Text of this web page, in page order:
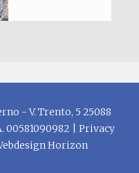
- V. Trento, 5 25088
00581090982 | Privacy
Horizon